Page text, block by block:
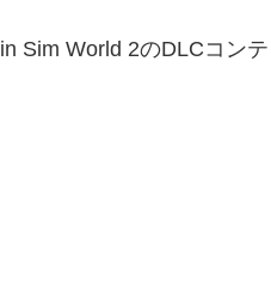
Sim World 2のDLCコン